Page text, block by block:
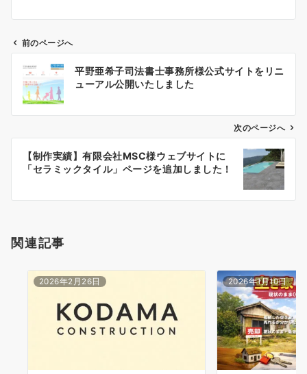
ン
前のページへ
平野亜希子司法書士事務所様公式サイトをリニ
ューアル公開いたしました
次のページへ
【制作実績】有限会社MSC様ウェブサイトに
「セラミックタイル」ページを追加しました！
関連記事
2026年2月26日 2026年1月10日